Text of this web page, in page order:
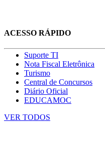
ACESSO RÁPIDO
Suporte TI
Nota Fiscal Eletrônica
Turismo
Central de Concursos
Diário Oficial
EDUCAMOC
VER TODOS